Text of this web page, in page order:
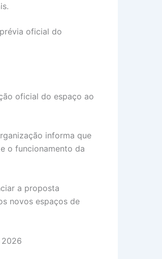
oficial do
oficial do espaço ao
informa que
o funcionamento da
a proposta
novos espaços de